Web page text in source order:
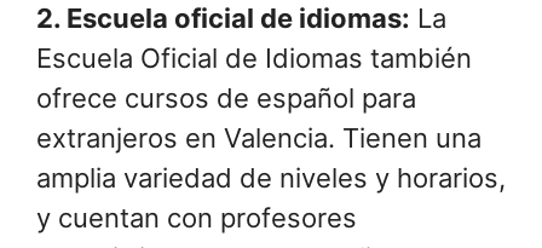
2. Escuela oficial de idiomas: La
Escuela Oficial de Idiomas también
ofrece cursos de español para
extranjeros en Valencia. Tienen una
amplia variedad de niveles y horarios,
y cuentan con profesores